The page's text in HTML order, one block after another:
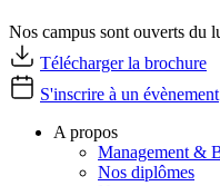
Nos campus sont ouverts du
Télécharger la brochure
S'inscrire à un évènement
A propos
Management &
Nos diplômes